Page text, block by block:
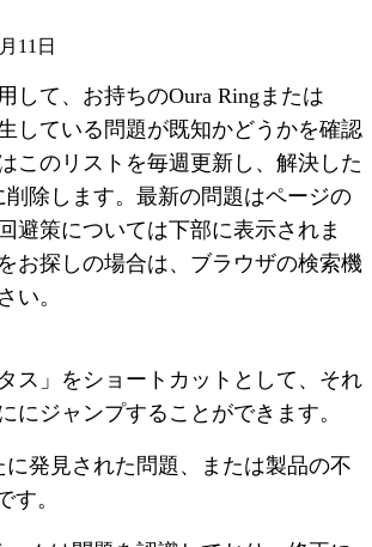
11日
して、お持ちのOura Ringまたは
している問題が既知かどうかを確認
このリストを毎週更新し、解決した
削除します。最新の問題はページの
避策については下部に表示されま
お探しの場合は、ブラウザの検索機
い。
ス」をショートカットとして、それ
にジャンプすることができます。
に発見された問題、または製品の不
す。